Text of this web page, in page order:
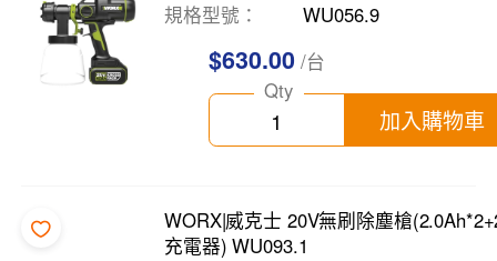
規格型號
WU056.9
$630.00 /台
Qty
加入購物車
WORX|威克士 20V無刷除塵槍
充電器) WU093.1